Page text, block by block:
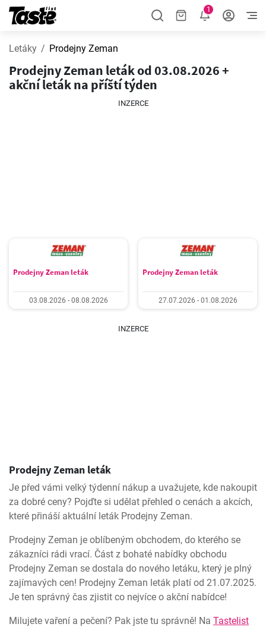
1
Letáky Prodejny Zeman
Prodejny Zeman leták od 03.08.2026 +
akční leták na příští týden
INZERCE
Prodejny Zeman leták
03.08.2026 - 08.08.2026
Prodejny Zeman leták
27.07.2026 - 01.08.2026
INZERCE
Prodejny Zeman leták
Je před vámi velký týdenní nákup a uvažujete, kde nakoupit
za dobré ceny? Pojďte si udělat přehled o cenách a akcích,
které přináší aktuální leták Prodejny Zeman.
Prodejny Zeman je oblíbeným obchodem, do kterého se
zákazníci rádi vrací. Část z bohaté nabídky obchodu
Prodejny Zeman se dostala do nového letáku, který je plný
zajímavých cen! Prodejny Zeman leták platí od 21.07.2025.
Je ten správný čas zjistit co nejvíce o akční nabídce!
Milujete vaření a pečení? Pak jste tu správně! Na Tastelist